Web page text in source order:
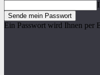
Ein Passwort wird Ihnen per